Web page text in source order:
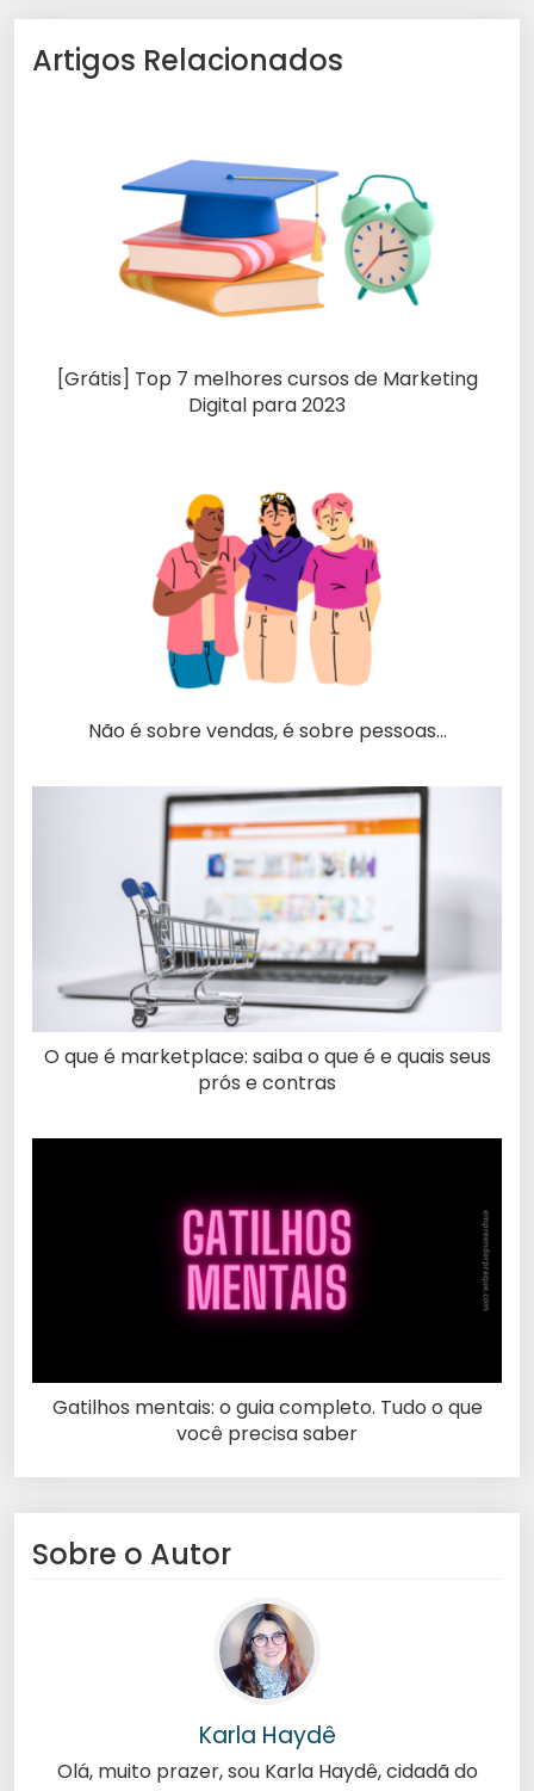
Artigos Relacionados
[Grátis] Top 7 melhores cursos de Marketing
Digital para 2023
Não é sobre vendas, é sobre pessoas…
O que é marketplace: saiba o que é e quais seus
prós e contras
Gatilhos mentais: o guia completo. Tudo o que
você precisa saber
Sobre o Autor
Karla Haydê
Olá, muito prazer, sou Karla Haydê, cidadã do